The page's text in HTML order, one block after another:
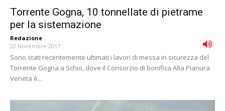
Torrente Gogna, 10 tonnellate di pietrame
per la sistemazione
Redazione -
22 Novembre 2017
Sono stati recentemente ultimati i lavori di messa in sicurezza del
Torrente Gogna a Schio, dove il Consorzio di bonifica Alta Pianura
Veneta è...